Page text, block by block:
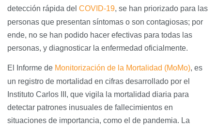
detección rápida del COVID-19, se han priorizado para las
personas que presentan síntomas o son contagiosas; por
ende, no se han podido hacer efectivas para todas las
personas, y diagnosticar la enfermedad oficialmente.
El Informe de Monitorización de la Mortalidad (MoMo), es
un registro de mortalidad en cifras desarrollado por el
Instituto Carlos III, que vigila la mortalidad diaria para
detectar patrones inusuales de fallecimientos en
situaciones de importancia, como el de pandemia. La